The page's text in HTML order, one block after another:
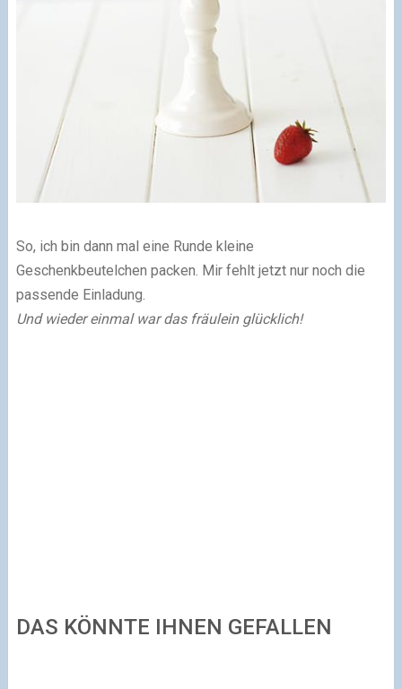
So, ich bin dann mal eine Runde kleine
Geschenkbeutelchen packen. Mir fehlt jetzt nur noch die
passende Einladung.
Und wieder einmal war das fräulein glücklich!
DAS KÖNNTE IHNEN GEFALLEN